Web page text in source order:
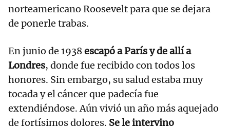
norteamericano Roosevelt para que se dejara
de ponerle trabas.
En junio de 1938escapó a París y de allí a
Londres, donde fue recibido con todos los
honores. Sin embargo, su salud estaba muy
tocada y el cáncer que padecía fue
extendiéndose. Aún vivió un año más aquejado
de fortísimos dolores. Se le intervino